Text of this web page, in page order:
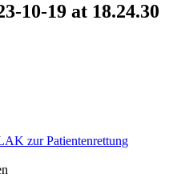
10-19 at 18.24.30
zur Patientenrettung